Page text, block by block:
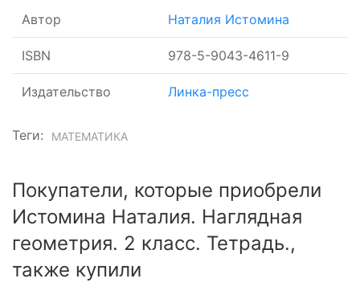
Автор Наталия Истомина
ISBN 978-5-9043-4611-9
Издательство Линка-пресс
Теги: МАТЕМАТИКА
Покупатели, которые приобрели
Истомина Наталия. Наглядная
геометрия. 2 класс. Тетрадь.,
также купили